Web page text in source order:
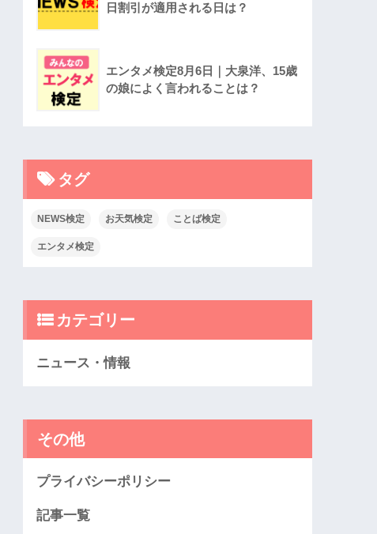
日割引が適用される日は？
エンタメ検定8月6日｜大泉洋、15歳
の娘によく言われることは？
タグ
NEWS検定 お天気検定 ことば検定
エンタメ検定
カテゴリー
ニュース・情報
その他
プライバシーポリシー
記事一覧